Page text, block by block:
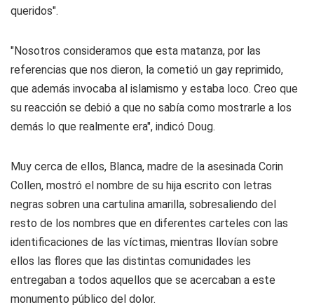
queridos".
"Nosotros consideramos que esta matanza, por las
referencias que nos dieron, la cometió un gay reprimido,
que además invocaba al islamismo y estaba loco. Creo que
su reacción se debió a que no sabía como mostrarle a los
demás lo que realmente era", indicó Doug.
Muy cerca de ellos, Blanca, madre de la asesinada Corin
Collen, mostró el nombre de su hija escrito con letras
negras sobren una cartulina amarilla, sobresaliendo del
resto de los nombres que en diferentes carteles con las
identificaciones de las víctimas, mientras llovían sobre
ellos las flores que las distintas comunidades les
entregaban a todos aquellos que se acercaban a este
monumento público del dolor.